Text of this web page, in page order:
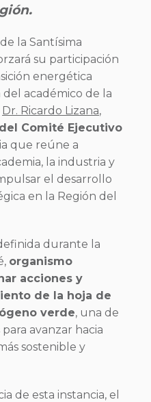
la Santísima
su participación
energética
académico de la
Dr. Ricardo Lizana,
Comité Ejecutivo
que reúne a
la industria y
el desarrollo
en la Región del
durante la
organismo
acciones y
de la hoja de
verde, una de
avanzar hacia
sostenible y
de esta instancia, el